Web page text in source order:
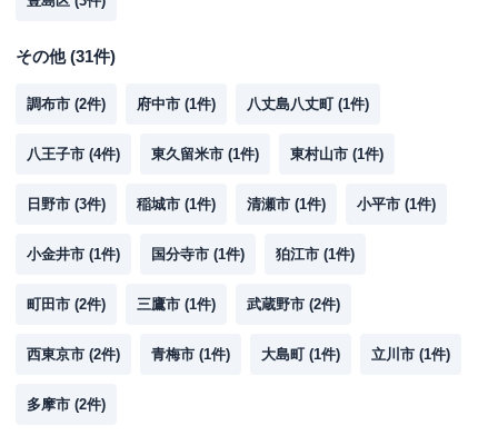
その他(31件)
調布市 (2件) 府中市 (1件) 八丈島八丈町 (1件)
八王子市 (4件) 東久留米市 (1件) 東村山市 (1件)
日野市 (3件) 稲城市 (1件) 清瀬市 (1件) 小平市 (1件)
小金井市 (1件) 国分寺市 (1件) 狛江市 (1件)
町田市 (2件) 三鷹市 (1件) 武蔵野市 (2件)
西東京市 (2件) 青梅市 (1件) 大島町 (1件) 立川市 (1件)
多摩市 (2件)